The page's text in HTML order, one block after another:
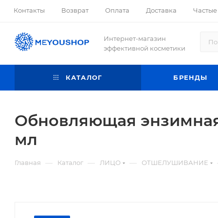
Контакты Возврат Оплата Доставка
Интернет-магазин
эффективной косметики
КАТАЛОГ БРЕНДЫ
Обновляющая энзимная
мл
Главная — Каталог — ЛИЦО — ОТШЕЛУШИВАНИЕ